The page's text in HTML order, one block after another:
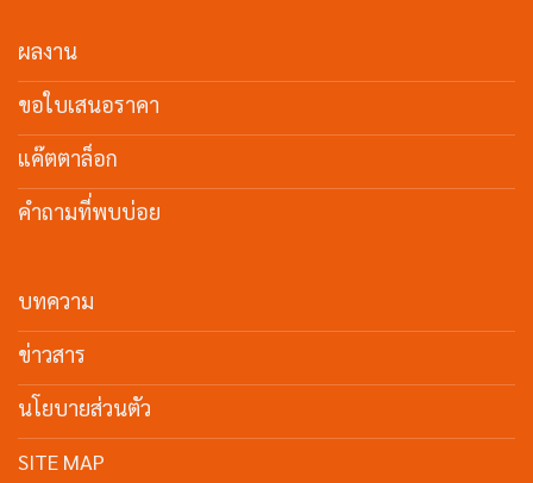
ผลงาน
ขอใบเสนอราคา
แค๊ตตาล็อก
คำถามที่พบบ่อย
บทความ
ข่าวสาร
นโยบายส่วนตัว
SITE MAP